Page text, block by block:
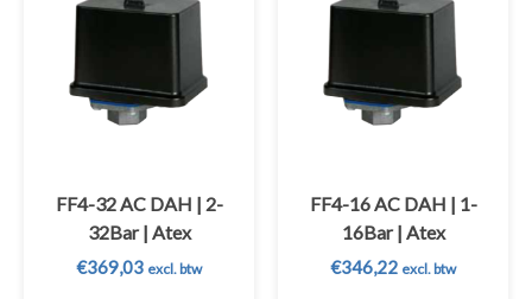
FF4-32 AC DAH | 2-
32Bar | Atex
€369,03 excl. btw
FF4-16 AC DAH | 1-
16Bar | Atex
€346,22 excl. btw